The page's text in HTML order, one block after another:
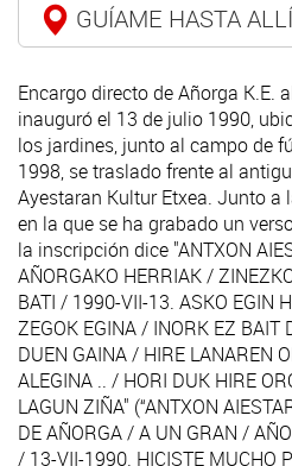
GUÍAME HASTA ALLÍ
Encargo directo de Añorga K.E.
inauguró el 13 de julio 1990,
los jardines, junto al campo de
1998, se traslado frente al
Ayestaran Kultur Etxea. Junto a
en la que se ha grabado un
la inscripción dice "ANTXON
AÑORGAKO HERRIAK /
BATI / 1990-VII-13. ASKO EGIN
ZEGOK EGINA / INORK EZ BAIT
DUEN GAINA / HIRE LANAREN
ALEGINA .. / HORI DUK HIRE
LAGUN ZIÑA" (“ANTXON
DE AÑORGA / A UN GRAN /
/ 13-VII-1990. HICISTE MUCHO